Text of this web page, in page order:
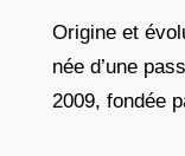
Origine et
née d’une
2009, fondée